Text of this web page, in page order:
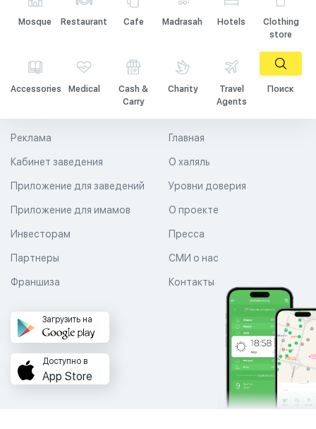
Mosque Restaurant Cafe Madrasah Hotels
Clothing
store
Accessories Medical
Cash &
Carry
Charity
Travel
Agents
Поиск
Главная
О халяль
Уровни доверия
Реклама
Кабинет заведения
Приложение для заведений
Приложение для имамов О проекте
Пресса
СМИ о нас
Контакты
Инвесторам
Партнеры
Франшиза
Загрузить на
Доступно в
App Store